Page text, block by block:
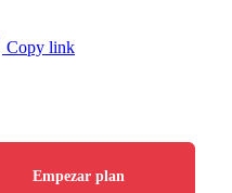
Copy link
Empezar plan